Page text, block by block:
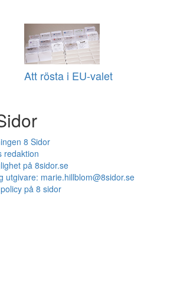
Att rösta i EU-valet
8 Sidor
redaktion
på 8sidor.se
utgivare: marie.hillblom@8sidor.se
på 8 sidor